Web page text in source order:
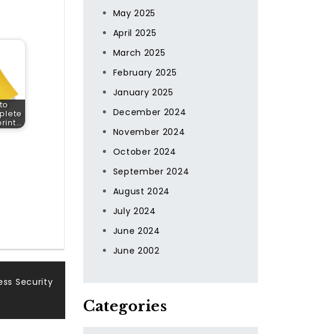
Security
May 2025
April 2025
March 2025
February 2025
January 2025
December 2024
November 2024
October 2024
September 2024
August 2024
July 2024
June 2024
June 2002
Categories